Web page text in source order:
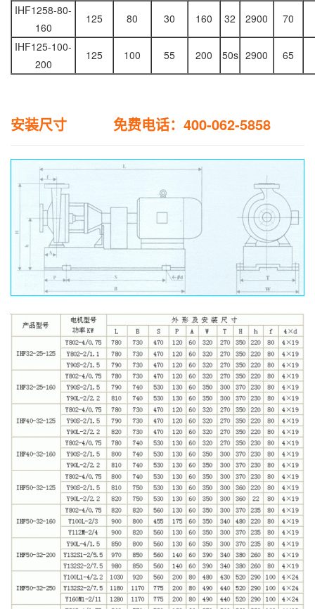
IHF1258-80-
160
125 80 30 160 32 2900
70
IHF125-100-
200
125 100 55 200 50s 2900 65
安装尺寸 免费电话：400-062-5858